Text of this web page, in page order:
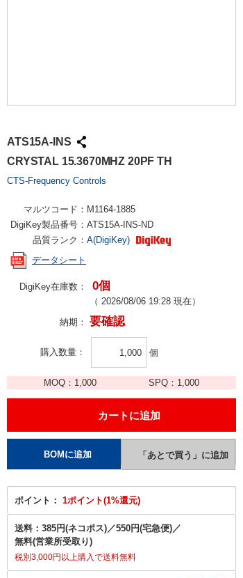
ATS15A-INS
CRYSTAL 15.3670MHZ 20PF TH
CTS-Frequency Controls
マルツコード： M1164-1885
DigiKey製品番号： ATS15A-INS-ND
品質ランク： A(DigiKey)
データシート
DigiKey在庫数： 0個
（ 2026/08/06 19:28 現在）
納期： 要確認
購入数量 個
MOQ： 1,000 SPQ： 1,000
ポイント： 1ポイント(1%還元)
送料： 385円(ネコポス)／550円(宅急便)／
無料(営業所受取り)
税別3,000円以上購入で送料無料